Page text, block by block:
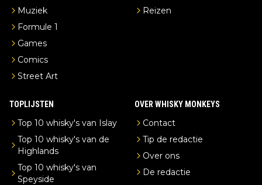
Muziek
Formule 1
Games
Comics
Street Art
Reizen
TOPLIJSTEN
Top 10 whisky's van Islay
Top 10 whisky's van de
Highlands
Top 10 whisky's van
Speyside
OVER WHISKY MONKEYS
Contact
Tip de redactie
Over ons
De redactie